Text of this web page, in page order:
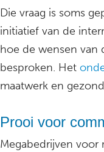
Die vraag is soms
initiatief van de
hoe de wensen van
besproken. Het
maatwerk en
Prooi voor
Megabedrijven voor